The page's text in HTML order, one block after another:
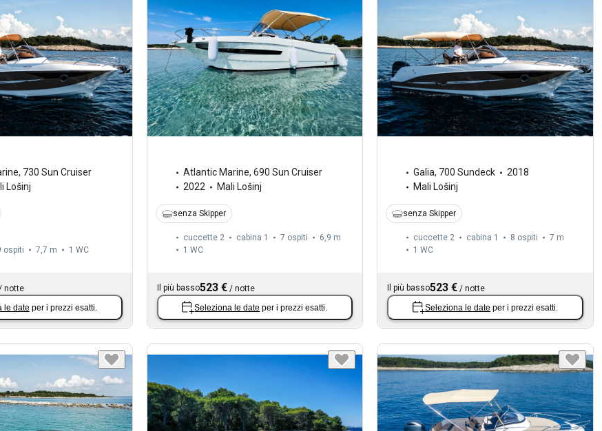
, 730 Sun Cruiser
Lošinj
ospiti 7,7 m 1 WC
notte
le date per i prezzi esatti.
Atlantic Marine, 690 Sun Cruiser
2022
Mali Lošinj
senza Skipper
cuccette 2 cabina 1 7 ospiti
6,9 m
1 WC
Il più basso523 €/ notte
Seleziona le date per i prezzi esatti.
Galia, 700 Sundeck
2018
Mali Lošinj
senza Skipper
cuccette 2 cabina 1 8 ospiti
7 m
1 WC
Il più basso523 € /notte
Seleziona le date per i prezzi esatti.